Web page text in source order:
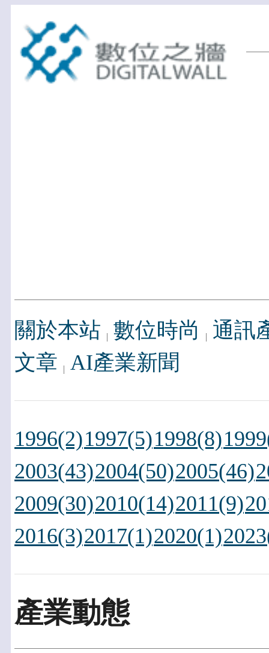
關於本站 數位時尚
通訊
文章 AI產業新聞
1996(2)1997(5)1998(8)
2003(43)2004(50)2005(46)
2009(30)2010(14)2011(9)
2016(3)2017(1)2020(1)
產業動態